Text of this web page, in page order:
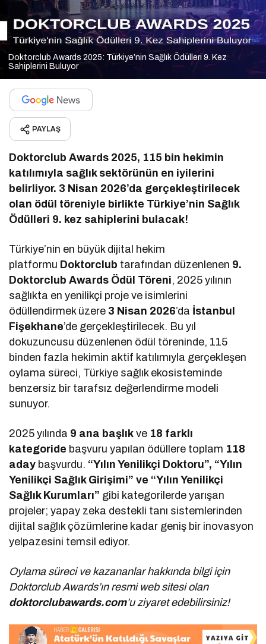
Doktorclub Awards 2025: Türkiye’nin Sağlık Ödülleri 9. Kez
Sahiplerini Buluyor
PAYLAŞ
Doktorclub Awards 2025, 115 bin hekimin
katılımıyla sağlık sektörünün en iyilerini
belirliyor. 3 Nisan 2026’da gerçekleştirilecek
olan ödül töreniyle birlikte Türkiye’nin Sağlık
Ödülleri 9. kez sahiplerini bulacak!
Türkiye’nin en büyük dijital hekim
platformu Doktorclub tarafından düzenlenen 9.
Doktorclub Awards Ödül Töreni, 2025 yılının
sağlıkta en yenilikçi proje ve isimlerini
ödüllendirmek üzere 3 Nisan 2026’da İstanbul
Fişekhane’de gerçekleştirilecek. Bu yıl
dokuzuncusu düzenlenen ödül töreninde, 115
binden fazla hekimin aktif katılımıyla gerçekleşen
oylama süreci, Türkiye sağlık ekosisteminde
benzersiz bir tarafsız değerlendirme modeli
sunuyor.
2025 yılında 9 ana başlık ve 18 farklı
kategoride başvuru yapılan ödüllere toplam 118
aday başvurdu. “Yılın Yenilikçi Doktoru”, “Yılın
Yenilikçi Sağlık Girişimi” ve “Yılın Yenilikçi
Sağlık Kurumları” gibi kategorilerde yarışan
projeler; yapay zeka destekli tanı sistemlerinden
dijital sağlık çözümlerine kadar geniş bir inovasyon
yelpazesini temsil ediyor.
Oylama süreci ve kazananlar hakkında bilgi için
Doktorclub Awards’ın resmi web sitesi olan
doktorclubawards.com’u ziyaret edebilirsiniz!